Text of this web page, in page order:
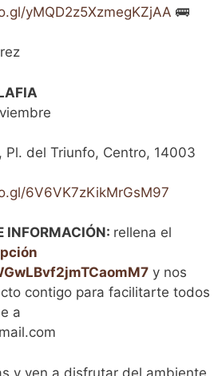
yMQD2z5XzmegKZjAA 🚌
Pl. del Triunfo, Centro, 14003
6V6VK7zKikMrGsM97
INFORMACIÓN: rellena el
y nos
contigo para facilitarte todos
a
y ven a disfrutar del ambiente